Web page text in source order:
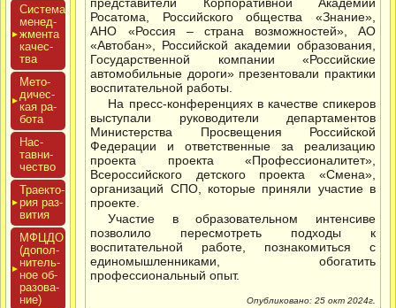
Сис­те­ма
ме­нед­
жмен­та
ка­чес­
тва
Мето­
дичес­
кая ра­
бота
Нас­
тавни­
чес­тво
Тра­ек­то­
рия раз­
ви­тия
МФЦДО
(до­пол­
ни­тель­
ное об­
ра­зова­
ние)
Росатома, Российского общества «Знание»,
АНО «Россия – страна возможностей», АО
«Автобан», Российской академии образования,
Государственной компании «Российские
автомобильные дороги» презентовали практики
воспитательной работы.
На пресс-конференциях в качестве спикеров
выступали руководители департаментов
Министерства Просвещения Российской
Федерации и ответственные за реализацию
проекта проекта «Профессионалитет»,
Всероссийского детского проекта «Смена»,
организаций СПО, которые приняли участие в
проекте.
Участие в образовательном интенсиве
позволило пересмотреть подходы к
воспитательной работе, познакомиться с
единомышленниками, обогатить
профессиональный опыт.
Опубликовано: 25 окт 2024г.